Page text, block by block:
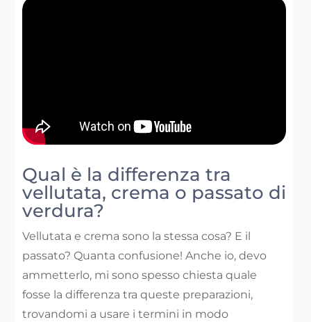
Qual è la differenza tra
vellutata, crema o passato di
verdura?
Vellutata e crema sono la stessa cosa? E il
passato? Quanta confusione! Anche io, devo
ammetterlo, mi sono spesso chiesta quale
fosse la differenza tra queste preparazioni,
trovandomi a usare i termini in modo